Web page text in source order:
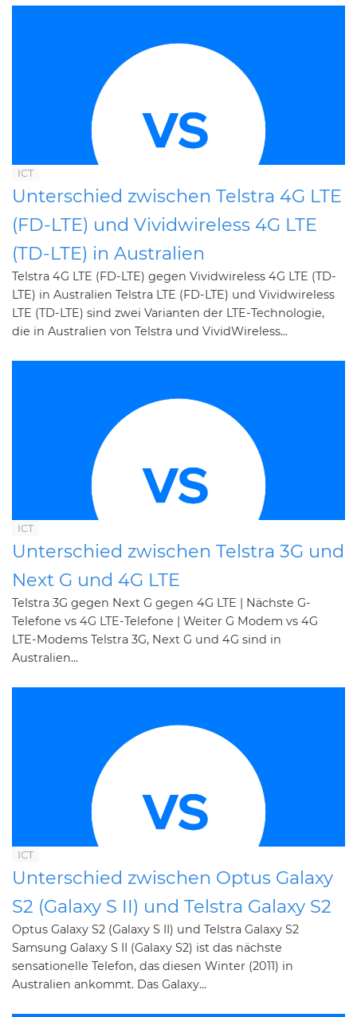
ICT
Unterschied zwischen Telstra 4G LTE
(FD-LTE) und Vividwireless 4G LTE
(TD-LTE) in Australien
Telstra 4G LTE (FD-LTE) gegen Vividwireless 4G LTE (TD-
LTE) in Australien Telstra LTE (FD-LTE) und Vividwireless
LTE (TD-LTE) sind zwei Varianten der LTE-Technologie,
die in Australien von Telstra und VividWireless...
ICT
Unterschied zwischen Telstra 3G und
Next G und 4G LTE
Telstra 3G gegen Next G gegen 4G LTE | Nächste G-
Telefone vs 4G LTE-Telefone | Weiter G Modem vs 4G
LTE-Modems Telstra 3G, Next G und 4G sind in
Australien...
ICT
Unterschied zwischen Optus Galaxy
S2 (Galaxy S II) und Telstra Galaxy S2
Optus Galaxy S2 (Galaxy S II) und Telstra Galaxy S2
Samsung Galaxy S II (Galaxy S2) ist das nächste
sensationelle Telefon, das diesen Winter (2011) in
Australien ankommt. Das Galaxy...